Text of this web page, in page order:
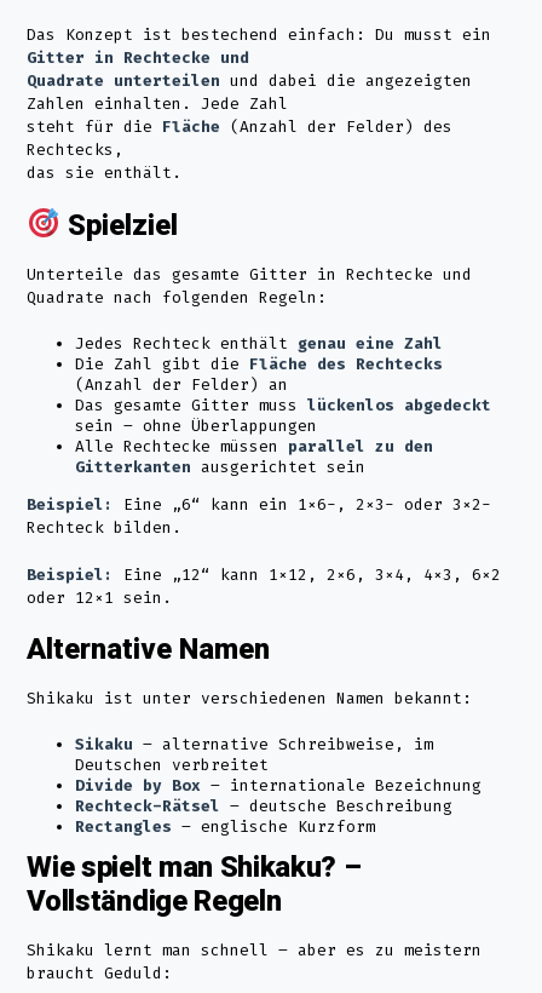
Das Konzept ist bestechend einfach: Du musst ein
Gitter in Rechtecke und
Quadrate unterteilen und dabei die angezeigten
Zahlen einhalten. Jede Zahl
steht für die Fläche (Anzahl der Felder) des
Rechtecks,
das sie enthält.
Spielziel
Unterteile das gesamte Gitter in Rechtecke und
Quadrate nach folgenden Regeln:
Jedes Rechteck enthält genau eine Zahl
Die Zahl gibt die Fläche des Rechtecks
(Anzahl der Felder) an
Das gesamte Gitter musslückenlos abgedeckt
sein – ohne Überlappungen
Alle Rechtecke müssen parallel zu den
Gitterkanten ausgerichtet sein
Beispiel:
Eine „6“ kann ein 1×6-, 2×3- oder 3×2-
Rechteck bilden.
Beispiel:
Eine „12“ kann 1×12, 2×6, 3×4, 4×3, 6×2
oder 12×1 sein.
Alternative Namen
Shikaku ist unter verschiedenen Namen bekannt:
Sikaku – alternative Schreibweise, im
Deutschen verbreitet
Divide by Box – internationale Bezeichnung
Rechteck-Rätsel – deutsche Beschreibung
Rectangles – englische Kurzform
Wie spielt man Shikaku? –
Vollständige Regeln
Shikaku lernt man schnell – aber es zu meistern
braucht Geduld: